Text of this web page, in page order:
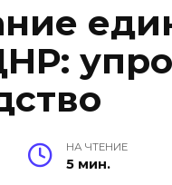
НА ЧТЕНИЕ
5 мин.